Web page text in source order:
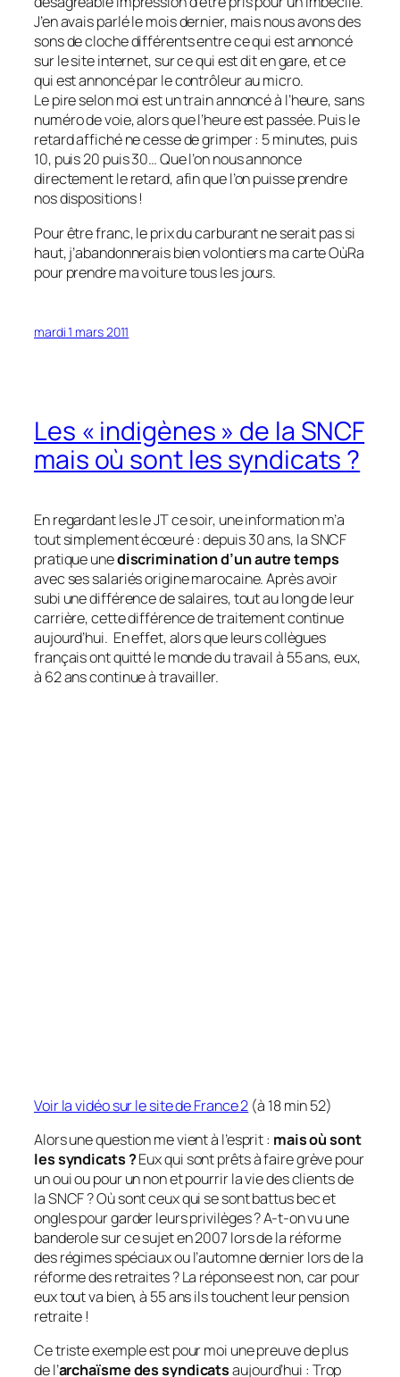
J’en avais parlé le mois dernier, mais nous avons des
sons de cloche différents entre ce qui est annoncé
sur le site internet, sur ce qui est dit en gare, et ce
qui est annoncé par le contrôleur au micro.
Le pire selon moi est un train annoncé à l’heure, sans
numéro de voie, alors que l’heure est passée. Puis le
retard affiché ne cesse de grimper : 5 minutes, puis
10, puis 20 puis 30… Que l’on nous annonce
directement le retard, afin que l’on puisse prendre
nos dispositions !
Pour être franc, le prix du carburant ne serait pas si
haut, j’abandonnerais bien volontiers ma carteOùRa
pour prendre ma voiture tous les jours.
mardi 1 mars 2011
Les « indigènes » de la SNCF
mais où sont les syndicats ?
En regardant les le JT ce soir, une information m’a
tout simplement écœuré : depuis 30 ans, la SNCF
pratique unediscrimination d’un autre temps
avec ses salariés origine marocaine. Après avoir
subi une différence de salaires, tout au long de leur
carrière, cette différence de traitement continue
aujourd’hui. En effet, alors que leurs collègues
français ont quitté le monde du travail à 55 ans, eux,
à 62 ans continue à travailler.
Voir la vidéo sur le site de France 2 (à 18 min 52)
Alors une question me vient à l’esprit : mais où sont
les syndicats ?Eux qui sont prêts à faire grève pour
un oui ou pour un non et pourrir la vie des clients de
la SNCF ? Où sont ceux qui se sont battus bec et
ongles pour garder leurs privilèges ? A-t-on vu une
banderole sur ce sujet en 2007 lors de la réforme
des régimes spéciaux ou l’automne dernier lors de la
réforme des retraites ? La réponse est non, car pour
eux tout va bien, à 55 ans ils touchent leur pension
retraite !
Ce triste exemple est pour moi une preuve de plus
de l’archaïsme des syndicatsaujourd’hui : Trop